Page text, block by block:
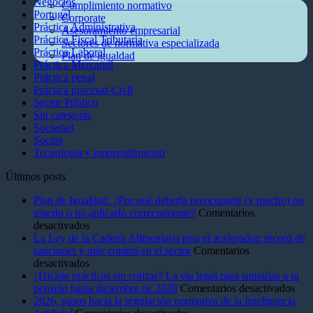
Cumplimiento normativo
Corporate
Asesoramiento empresarial
Sectores de normativa especializada
Plan de igualdad
Blog
Portugal
Práctica Administrativa
Práctica Fiscal Tributaria
Práctica Laboral
Práctica Mercantil
Práctica penal
Práctica procesal-Civll
Sector Público
Sin categoría
Sociedad
Socios
Tecnología y emprendimiento
Últimos posts
Plan de Igualdad: ¿Por qué debería preocuparte (y mucho) no
tenerlo o no aplicarlo correctamente? Comentarios
desactivadosen
Plan
de
Igualdad:
¿Por
qué
debería
La Ley de la Cadena Alimentaria pisa el acelerador: récord de
sanciones y más control en el sector Comentarios
desactivadosen
La
Ley
de
¿Hiciste prácticas sin cotizar? La vía legal para sumarlas a tu
pensión hasta diciembre de 2028 Comentarios desactivadosen
2026, pasos hacia la regulación normativa de la Inteligencia